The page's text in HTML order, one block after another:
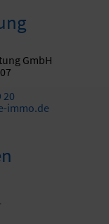
GmbH
20
immo.de